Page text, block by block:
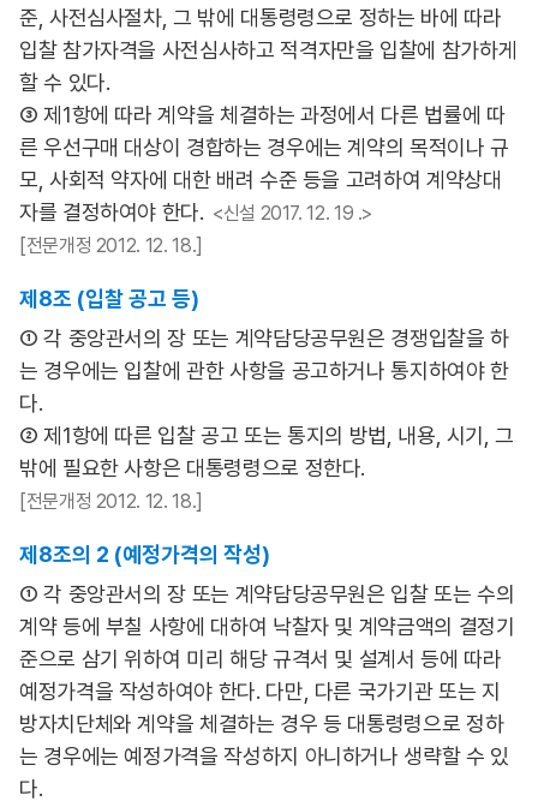
준, 사전심사절차, 그 밖에 대통령령으로 정하는 바에 따라
입찰 참가자격을 사전심사하고 적격자만을 입찰에 참가하게
할 수 있다.
③ 제1항에 따라 계약을 체결하는 과정에서 다른 법률에 따
른 우선구매 대상이 경합하는 경우에는 계약의 목적이나 규
모, 사회적 약자에 대한 배려 수준 등을 고려하여 계약상대
자를 결정하여야 한다. <신설 2017. 12. 19 .>
[전문개정 2012. 12. 18.]
제8조 (입찰 공고 등)
① 각 중앙관서의 장 또는 계약담당공무원은 경쟁입찰을 하
는 경우에는 입찰에 관한 사항을 공고하거나 통지하여야 한
다.
② 제1항에 따른 입찰 공고 또는 통지의 방법, 내용, 시기, 그
밖에 필요한 사항은 대통령령으로 정한다.
[전문개정 2012. 12. 18.]
제8조의 2 (예정가격의 작성)
① 각 중앙관서의 장 또는 계약담당공무원은 입찰 또는 수의
계약 등에 부칠 사항에 대하여 낙찰자 및 계약금액의 결정기
준으로 삼기 위하여 미리 해당 규격서 및 설계서 등에 따라
예정가격을 작성하여야 한다. 다만, 다른 국가기관 또는 지
방자치단체와 계약을 체결하는 경우 등 대통령령으로 정하
는 경우에는 예정가격을 작성하지 아니하거나 생략할 수 있
다.